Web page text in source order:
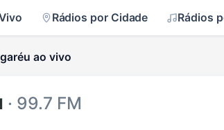
Rádios por Cidade Rádios
ao vivo
· 99.7 FM